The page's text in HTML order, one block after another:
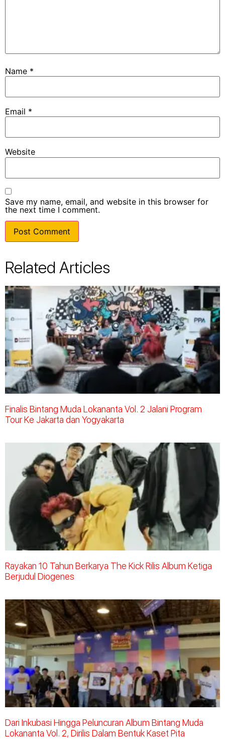
Name *
Email *
Website
Save my name, email, and website in this browser for
the next time I comment.
Related Articles
Finalis Bintang Muda Lokananta Vol. 2 Jalani Program
Tour Ke Jakarta dan Yogyakarta
Rayakan 10 Tahun Berkarya The Kick Rilis Album Ketiga
Berjudul Diogenes
Dari Inkubasi Hingga Peluncuran Album Bintang Muda
Lokananta Vol. 2, Dirilis Dalam Bentuk Kaset Pita